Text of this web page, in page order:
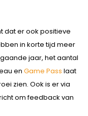
dat er ook positieve
in korte tijd meer
jaar, het aantal
en Game Pass laat
zien. Ook is er via
om feedback van